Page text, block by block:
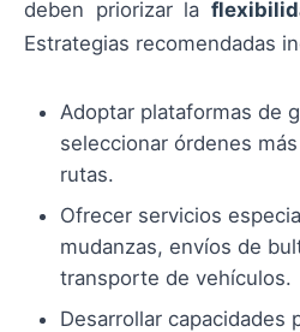
deben priorizar la
Estrategias recomendadas
Adoptar plataformas de
seleccionar órdenes
rutas.
Ofrecer servicios
mudanzas, envíos de
transporte de vehículos.
Desarrollar capacidades